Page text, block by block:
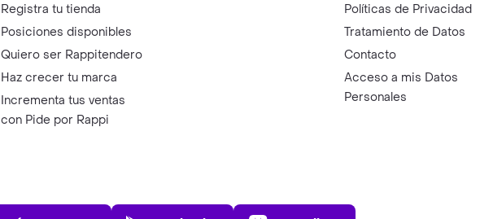
Registra tu tienda
Posiciones disponibles
Quiero ser Rappitendero
Haz crecer tu marca
Incrementa tus ventas
con Pide por Rappi
Políticas de Privacidad
Tratamiento de Datos
Contacto
Acceso a mis Datos
Personales
App Store Play Store AppGallery